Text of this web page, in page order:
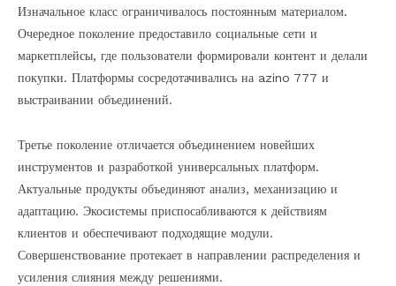
Изначальное класс ограничивалось постоянным материалом.
Очередное поколение предоставило социальные сети и
маркетплейсы, где пользователи формировали контент и делали
покупки. Платформы сосредотачивались на azino 777 и
выстраивании объединений.
Третье поколение отличается объединением новейших
инструментов и разработкой универсальных платформ.
Актуальные продукты объединяют анализ, механизацию и
адаптацию. Экосистемы приспосабливаются к действиям
клиентов и обеспечивают подходящие модули.
Совершенствование протекает в направлении распределения и
усиления слияния между решениями.